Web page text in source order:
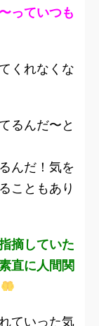
っていつも
くれなくな
るんだ〜と
んだ！気を
こともあり
摘していた
直に人間関
ていった気